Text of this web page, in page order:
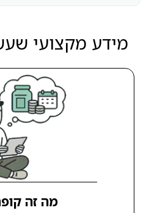
מידע מקצועי
מה זה